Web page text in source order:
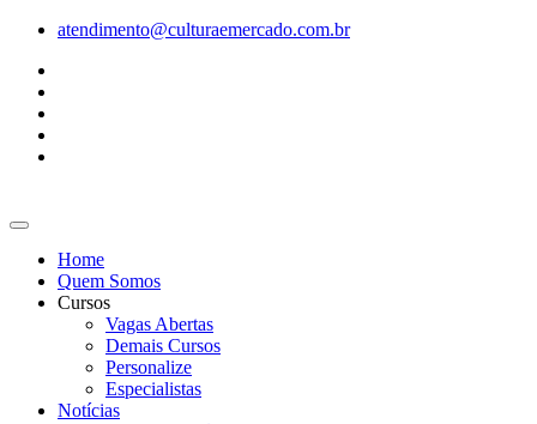
conteúdo
atendimento@culturaemercado.com.br
Home
Quem Somos
Cursos
Vagas Abertas
Demais Cursos
Personalize
Especialistas
Notícias